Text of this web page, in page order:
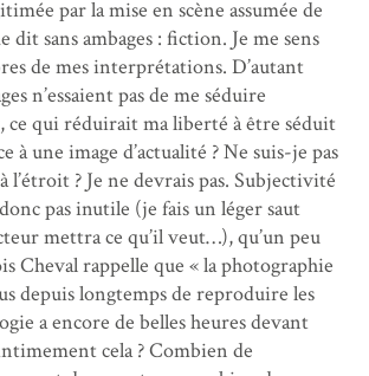
par la mise en scène assumée de
dit sans ambages : fiction. Je me sens
de mes interprétations. D’autant
n’essaient pas de me séduire
ce qui réduirait ma liberté à être séduit
à une image d’actualité ? Ne suis-je pas
l’étroit ? Je ne devrais pas. Subjectivité
pas inutile (je fais un léger saut
mettra ce qu’il veut…), qu’un peu
Cheval rappelle que « la photographie
depuis longtemps de reproduire les
a encore de belles heures devant
cela ? Combien de